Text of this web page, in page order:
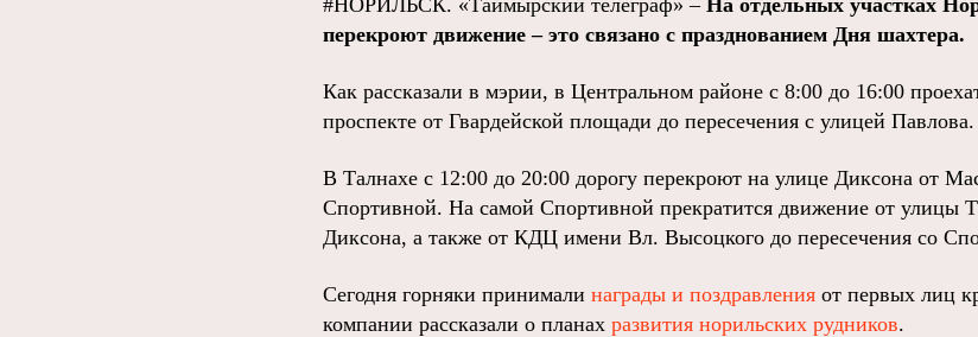
#НОРИЛЬСК. «Таймырский телеграф» – На отдельных участках
перекроют движение – это связано с празднованием Дня шахтера.
Как рассказали в мэрии, в Центральном районе с 8:00 до 16:00
проспекте от Гвардейской площади до пересечения с улицей Павлова.
В Талнахе с 12:00 до 20:00 дорогу перекроют на улице Диксона от
Спортивной. На самой Спортивной прекратится движение от улицы
Диксона, а также от КДЦ имени Вл. Высоцкого до пересечения со
Сегодня горняки принимали награды и поздравления от первых лиц
компании рассказали о планах развития норильских рудников.